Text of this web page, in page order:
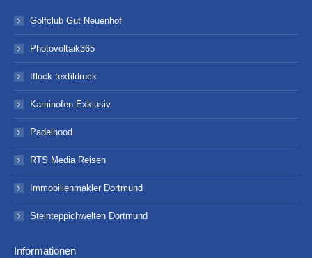
Golfclub Gut Neuenhof
Photovoltaik365
Iflock textildruck
Kaminofen Exklusiv
Padelhood
RTS Media Reisen
Immobilienmakler Dortmund
Steinteppichwelten Dortmund
Informationen